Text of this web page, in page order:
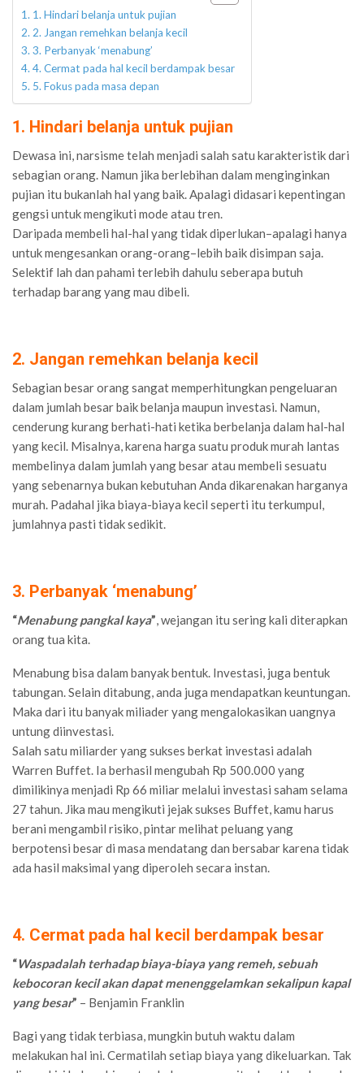
1. Hindari belanja untuk pujian
2. Jangan remehkan belanja kecil
3. Perbanyak ‘menabung’
4. Cermat pada hal kecil berdampak besar
5. Fokus pada masa depan
1. Hindari belanja untuk pujian
Dewasa ini, narsisme telah menjadi salah satu karakteristik dari
sebagian orang. Namun jika berlebihan dalam menginginkan
pujian itu bukanlah hal yang baik. Apalagi didasari kepentingan
gengsi untuk mengikuti mode atau tren.
Daripada membeli hal-hal yang tidak diperlukan–apalagi hanya
untuk mengesankan orang-orang–lebih baik disimpan saja.
Selektif lah dan pahami terlebih dahulu seberapa butuh
terhadap barang yang mau dibeli.
2. Jangan remehkan belanja kecil
Sebagian besar orang sangat memperhitungkan pengeluaran
dalam jumlah besar baik belanja maupun investasi. Namun,
cenderung kurang berhati-hati ketika berbelanja dalam hal-hal
yang kecil. Misalnya, karena harga suatu produk murah lantas
membelinya dalam jumlah yang besar atau membeli sesuatu
yang sebenarnya bukan kebutuhan Anda dikarenakan harganya
murah. Padahal jika biaya-biaya kecil seperti itu terkumpul,
jumlahnya pasti tidak sedikit.
3. Perbanyak ‘menabung’
“Menabung pangkal kaya”, wejangan itu sering kali diterapkan
orang tua kita.
Menabung bisa dalam banyak bentuk. Investasi, juga bentuk
tabungan. Selain ditabung, anda juga mendapatkan keuntungan.
Maka dari itu banyak miliader yang mengalokasikan uangnya
untung diinvestasi.
Salah satu miliarder yang sukses berkat investasi adalah
Warren Buffet. Ia berhasil mengubah Rp 500.000 yang
dimilikinya menjadi Rp 66 miliar melalui investasi saham selama
27 tahun. Jika mau mengikuti jejak sukses Buffet, kamu harus
berani mengambil risiko, pintar melihat peluang yang
berpotensi besar di masa mendatang dan bersabar karena tidak
ada hasil maksimal yang diperoleh secara instan.
4. Cermat pada hal kecil berdampak besar
“Waspadalah terhadap biaya-biaya yang remeh, sebuah
kebocoran kecil akan dapat menenggelamkan sekalipun kapal
yang besar” – Benjamin Franklin
Bagi yang tidak terbiasa, mungkin butuh waktu dalam
melakukan hal ini. Cermatilah setiap biaya yang dikeluarkan. Tak